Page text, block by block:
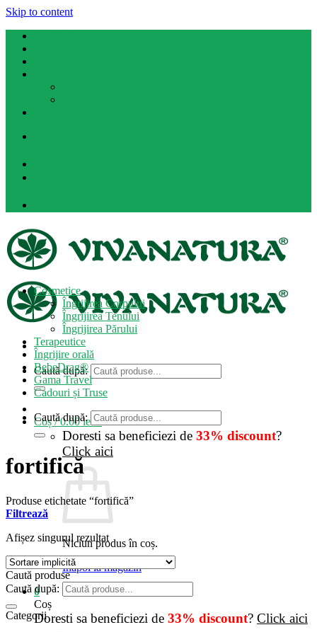
Skip to content
Caută după:
Coș /0.00lei 0
Doresti sa beneficiezi de 33% discount?
Click aici
Niciun produs în coș.
Înapoi la magazin
0
Coș
Doresti sa beneficiezi de 33% discount? Click aici
Cosmetice
Îngrijirea Corpului
Îngrijirea Tenului
Îngrijirea Părului
Terapeutice
Îngrijire orală
BebeDrag®
Gama Travel
Cadouri și Truse
Caută după:
fortifică
Produse etichetate “fortifică”
Filtrează
Afișez singurul rezultat
Caută produse
Caută după:
Categorii